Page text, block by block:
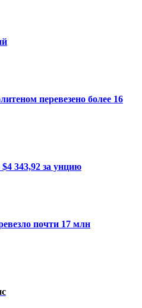
перевезено более 16
343,92 за унцию
почти 17 млн